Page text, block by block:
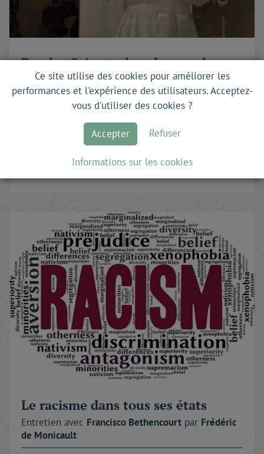
Proche-Orient : dans les pas de
Léon XIV
parConstance Colonna-Cesari
Un voyage à haut risque
Robert Francis Prevost dit Léon XIV, le premier pape …
Lire la suite
Le racisme dans tous ses états
Entretien avec Francisco Bethencourt par Frédéric
de Monicault
Ce site utilise des cookies pour améliorer les
performances et l'expérience des utilisateurs. Acceptez-
vous d'utiliser des cookies ?
Accepter Refuser
Informations sur les cookies